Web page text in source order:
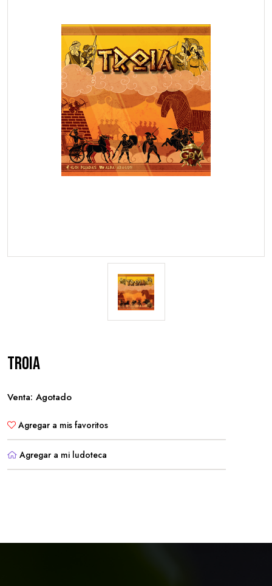
Troia
Venta: Agotado
Agregar a mis favoritos
Agregar a mi ludoteca